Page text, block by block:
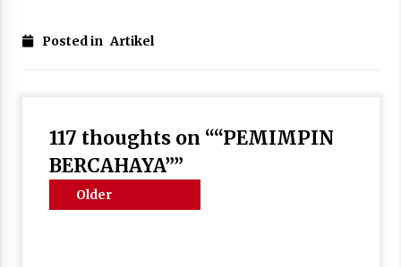
Posted in Artikel
117 thoughts on ““PEMIMPIN
BERCAHAYA””
Comments
Older